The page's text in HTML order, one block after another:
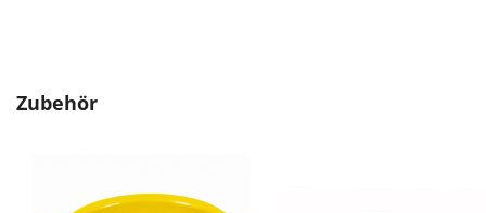
Produktgalerie überspringen
Zubehör